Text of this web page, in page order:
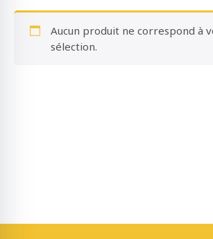
Aucun produit ne correspond à
sélection.